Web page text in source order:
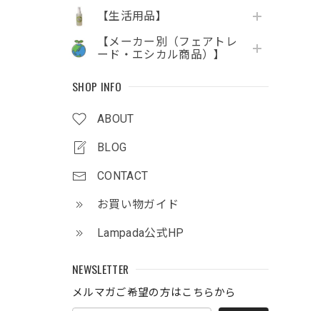
【生活用品】
【メーカー別（フェアトレ
ード・エシカル商品）】
SHOP INFO
ABOUT
BLOG
CONTACT
お買い物ガイド
Lampada公式HP
NEWSLETTER
メルマガご希望の方はこちらから